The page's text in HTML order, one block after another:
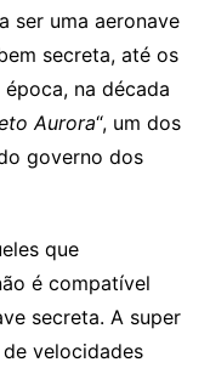
ser uma aeronave
secreta, até os
na década
Aurora“, um dos
governo dos
que
é compatível
secreta. A super
velocidades